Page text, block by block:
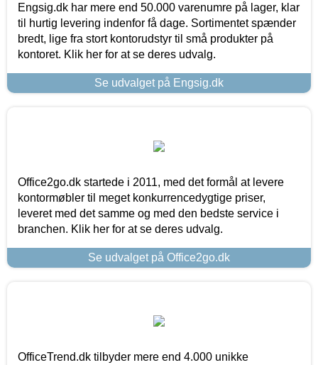
Engsig.dk har mere end 50.000 varenumre på lager, klar
til hurtig levering indenfor få dage. Sortimentet spænder
bredt, lige fra stort kontorudstyr til små produkter på
kontoret. Klik her for at se deres udvalg.
Se udvalget på Engsig.dk
Office2go.dk startede i 2011, med det formål at levere
kontormøbler til meget konkurrencedygtige priser,
leveret med det samme og med den bedste service i
branchen. Klik her for at se deres udvalg.
Se udvalget på Office2go.dk
OfficeTrend.dk tilbyder mere end 4.000 unikke